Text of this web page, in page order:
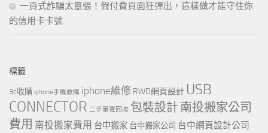
一頁式詐騙太囂張！假付費頁面狂彈出，這樣做才能守住你
的信用卡卡號
標籤
3c收購 iphone手機收購 iphone維修 RWD網頁設計 USB
CONNECTOR 二手筆電回收 包裝設計 南投搬家公司
費用 南投搬家費用 台中搬家 台中搬家公司 台中網頁設計公司